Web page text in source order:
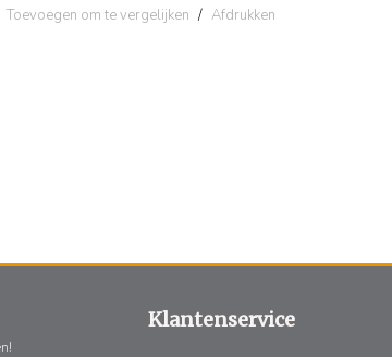
Toevoegen om te vergelijken / Afdrukken
Klantenservice